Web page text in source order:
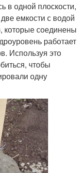
в одной плоскости,
емкости с водой
которые соединены
работает
Используя это
чтобы
одну